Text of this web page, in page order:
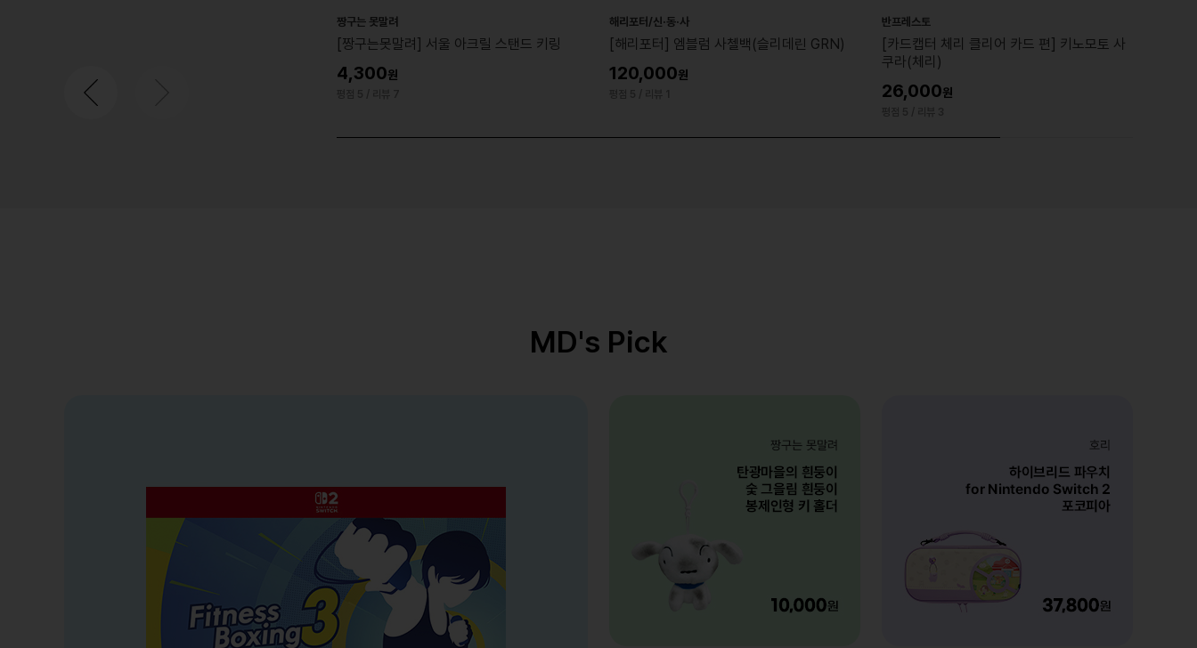
24,000
짱구는 못말려
[짱구는못말려] 서울 아크릴 스탠드 키링
4,300
해리포터/신·동·사
[해리포터] 엠블럼 사첼백(슬리데린 GRN)
120,000
반프레스토
[카드캡터 체리 클리어 카드 편] 키노모토 사
쿠라(체리)
26,000
MD's Pick